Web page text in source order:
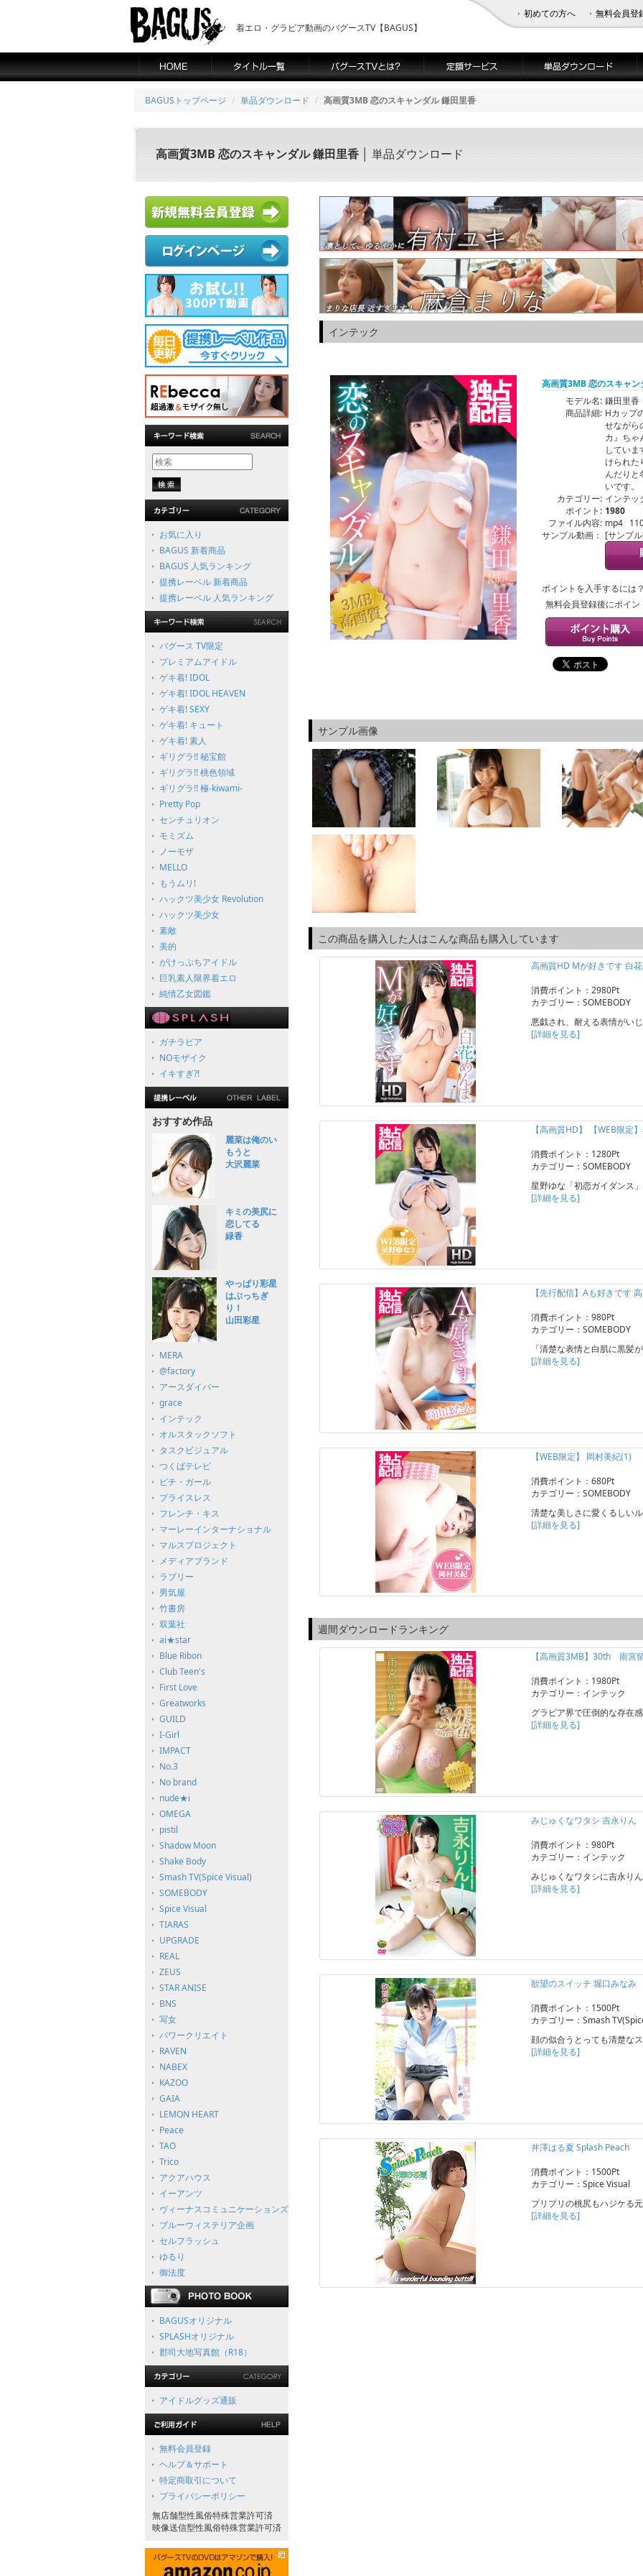
着エロ・グラビア動画のバグースTV【BAGUS】
初めての方へ 無料会員登
BAGUSトップページ 単品ダウンロード 高画質3MB 恋のスキャンダル 鎌田里香
高画質3MB 恋のスキャンダル 鎌田里香 │ 単品ダウンロード
お気に入り
BAGUS 新着商品
BAGUS 人気ランキング
提携レーベル 新着商品
提携レーベル 人気ランキング
バグース TV限定
プレミアムアイドル
ゲキ着! IDOL
ゲキ着! IDOL HEAVEN
ゲキ着! SEXY
ゲキ着! キュート
ゲキ着! 素人
ギリグラ!! 秘宝館
ギリグラ!! 桃色領域
ギリグラ!! 極-kiwami-
Pretty Pop
センチュリオン
モミズム
ノーモザ
MELLO
もうムリ!
ハックツ美少女 Revolution
ハックツ美少女
素敵
美的
がけっぷちアイドル
巨乳素人限界着エロ
純情乙女図鑑
ガチラビア
NOモザイク
イキすぎ?!
おすすめ作品
麗菜は俺のい
もうと
大沢麗菜
キミの美尻に
恋してる
緑香
やっぱり彩星
はぶっちぎ
り！
山田彩星
MERA
@factory
アースダイバー
grace
インテック
オルスタックソフト
タスクビジュアル
つくばテレビ
ピチ・ガール
プライスレス
フレンチ・キス
マーレーインターナショナル
マルスプロジェクト
メディアブランド
ラブリー
男気屋
竹書房
双葉社
ai★star
Blue Ribon
Club Teen's
First Love
Greatworks
GUILD
I-Girl
IMPACT
No.3
No brand
nude★i
OMEGA
pistil
Shadow Moon
Shake Body
Smash TV(Spice Visual)
SOMEBODY
Spice Visual
TIARAS
UPGRADE
REAL
ZEUS
STAR ANISE
BNS
写女
パワークリエイト
RAVEN
NABEX
KAZOO
GAIA
LEMON HEART
Peace
TAO
Trico
アクアハウス
イーアンツ
ヴィーナスコミュニケーションズ
ブルーウィステリア企画
セルフラッシュ
ゆるり
御法度
BAGUSオリジナル
SPLASHオリジナル
郡司大地写真館（R18）
アイドルグッズ通販
無料会員登録
ヘルプ＆サポート
特定商取引について
プライバシーポリシー
無店舗型性風俗特殊営業許可済
映像送信型性風俗特殊営業許可済
インテック
高画質3MB 恋のスキャン
モデル名: 鎌田里香
商品詳細: Hカップ
せながら
カ』ちゃ
してい
けられた
んだりと
いです。
カテゴリー: インテッ
ポイント: 1980
ファイル内容: mp4
サンプル動画： [サンプ
ポイントを入手するには
無料会員登録後にポイ
サンプル画像
この商品を購入した人はこんな商品も購入しています
高画質HD Mが好きです 白
消費ポイント：2980Pt
カテゴリー：SOMEBODY
悪戯され、耐える表情がい
[詳細を見る]
【高画質HD】 【WEB限定
消費ポイント：1280Pt
カテゴリー：SOMEBODY
星野ゆな「初恋ガイダンス
[詳細を見る]
【先行配信】Aも好きです
消費ポイント：980Pt
カテゴリー：SOMEBODY
「清楚な表情と白肌に黒髪
[詳細を見る]
【WEB限定】 岡村美紀(1)
消費ポイント：680Pt
カテゴリー：SOMEBODY
清楚な美しさに愛くるしい
[詳細を見る]
週間ダウンロードランキング
【高画質3MB】30th 雨宮
消費ポイント：1980Pt
カテゴリー：インテック
グラビア界で圧倒的な存在
[詳細を見る]
みじゅくなワタシ 吉永りん
消費ポイント：980Pt
カテゴリー：インテック
みじゅくなワタシに吉永り
[詳細を見る]
欲望のスイッチ 堀口みなみ
消費ポイント：1500Pt
カテゴリー：Smash
顔の似合うとっても清楚な
[詳細を見る]
井澤はる夏 Splash Peach
消費ポイント：1500Pt
カテゴリー：Spice Visual
プリプリの桃尻もハジケる
[詳細を見る]